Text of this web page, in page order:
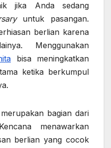
jika Anda sedang
untuk pasangan.
berlian karena
Menggunakan
bisa meningkatkan
ketika berkumpul
bagian dari
menawarkan
berlian yang cocok